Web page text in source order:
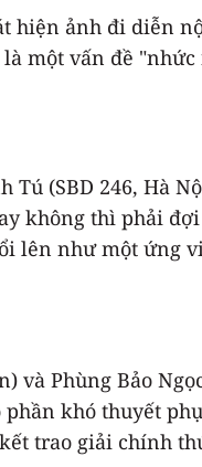
hiện ảnh đi diễn
một vấn đề "nhức
(SBD 246, Hà
không thì phải
lên như một ứng
Phùng Bảo
khó thuyết
trao giải chính